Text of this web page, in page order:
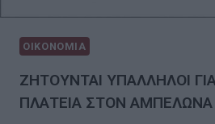
ΟΙΚΟΝΟΜΙΑ
ΖΗΤΟΥΝΤΑΙ ΥΠΑΛΛΗΛΟΙ
ΠΛΑΤΕΙΑ ΣΤΟΝ ΑΜΠΕΛΩΝΑ